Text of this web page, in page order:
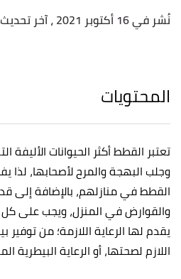
نُشر في 16 أكتوبر 2021
، آخر تحديث 15 نوفمبر 2022
المحتويات
تعتبر القطط أكثر الحيوانات الأليفة
وجلب البهجة والمرح لأصحابها، لذا
القططفي منازلهم، بالإضافة إلى
والقوارض في المنزل، ويجب على
يقدم لها الرعاية اللازمة؛ من توفير
اللازم لصحتها، أو الرعاية البيطرية